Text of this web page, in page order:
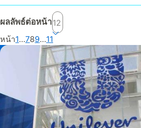
ผลลัพธ์ต่อหน้า
หน้า1…7Current page, page
89…11